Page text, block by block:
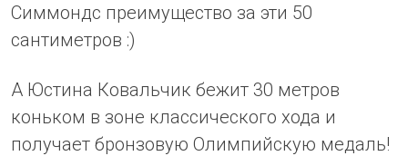
Симмондс преимущество за эти 50
сантиметров :)
А Юстина Ковальчик бежит 30 метров
коньком в зоне классического хода и
получает бронзовую Олимпийскую медаль!